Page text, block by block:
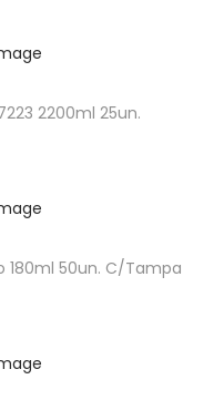
2200ml 25un.
180ml 50un. C/Tampa